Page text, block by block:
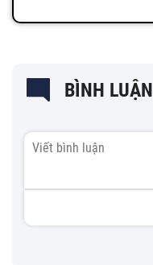
BÌNH LUẬN